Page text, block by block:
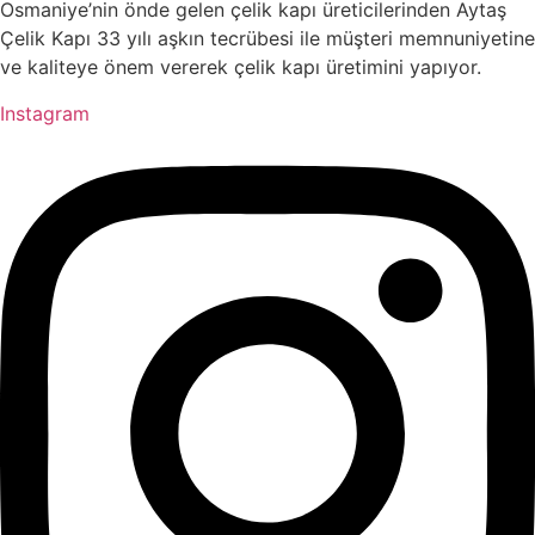
Osmaniye’nin önde gelen çelik kapı üreticilerinden Aytaş
Çelik Kapı 33 yılı aşkın tecrübesi ile müşteri memnuniyetine
ve kaliteye önem vererek çelik kapı üretimini yapıyor.
Instagram